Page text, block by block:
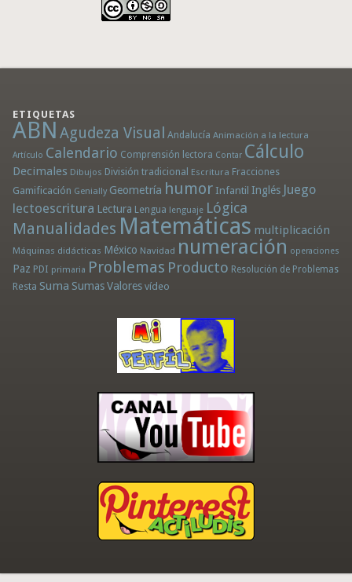
ETIQUETAS
ABN Agudeza Visual Andalucía Animación a la lectura
Artículo Calendario Comprensión lectora Contar Cálculo
Decimales Dibujos División tradicional Escritura Fracciones
Gamificación Genially Geometría humor Infantil Inglés Juego
lectoescritura Lectura Lengua lenguaje Lógica
Manualidades Matemáticas multiplicación
Máquinas didácticas México Navidad numeración operaciones
Paz PDI primaria Problemas Producto Resolución de Problemas
Resta Suma Sumas Valores vídeo